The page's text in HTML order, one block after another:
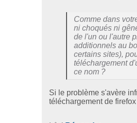
Comme dans
ni choqués ni
de l'un ou l'autre
additionnels au
certains sites),
téléchargement
ce nom ?
Si le problème s'avère
téléchargement de